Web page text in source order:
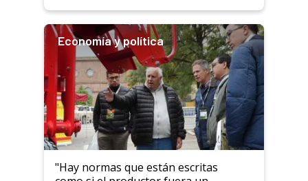
Economía y política
"Hay normas que están escritas